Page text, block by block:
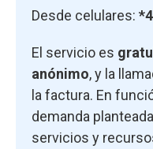
Desde celulares:
El servicio es
anónimo,y la
la factura. En
demanda
servicios y